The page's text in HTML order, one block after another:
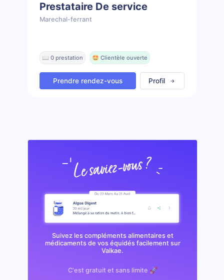
Prestataire De service
Marechal-ferrant
📖 0 prestation 🤩 Clientèle ouverte
Prendre rendez-vous Profil
Suivez les compléments alimentaires et
médicaments de vos équidés facilement sur
Valkae.
C'est gratuit et sans limite 🚀